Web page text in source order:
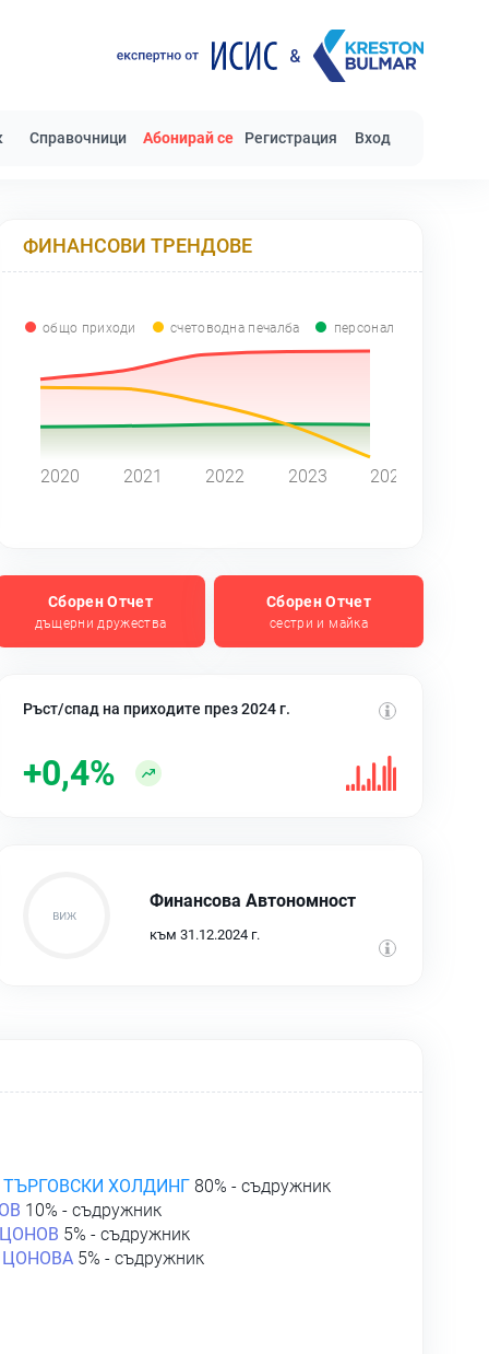
Справочници Абонирай се Регистрация Вход
ФИНАНСОВИ ТРЕНДОВЕ
общо приходи счетоводна печалба персонал
2020 2021 2022 2023 2024
Сборен Отчет
дъщерни дружества
Сборен Отчет
сестри и майка
Ръст/спад на приходите през 2024 г.
+0,4%
Финансова Автономност
към 31.12.2024 г.
ХОЛДИНГ 80% - съдружник
10% - съдружник
5% - съдружник
5% - съдружник